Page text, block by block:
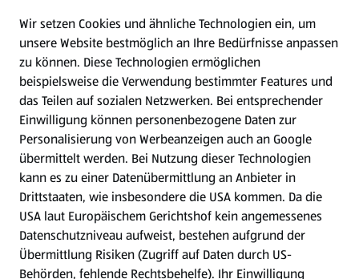
WhatsApp
Gewinnspiele
Mein HOFER. Meine Einkäufe.
Meine Meinung. Mein HOFER.
Gutscheingroßbestellung
(öffnet in einem neuen Tab)
Folge uns hier:
Wir setzen Cookies und ähnliche Technologien ein, um
unsere Website bestmöglich an Ihre Bedürfnisse anpassen
zu können. Diese Technologien ermöglichen
beispielsweise die Verwendung bestimmter Features und
das Teilen auf sozialen Netzwerken. Bei entsprechender
Einwilligung können personenbezogene Daten zur
Personalisierung von Werbeanzeigen auch an Google
übermittelt werden. Bei Nutzung dieser Technologien
kann es zu einer Datenübermittlung an Anbieter in
Drittstaaten, wie insbesondere die USA kommen. Da die
USA laut Europäischem Gerichtshof kein angemessenes
Datenschutzniveau aufweist, bestehen aufgrund der
Übermittlung Risiken (Zugriff auf Daten durch US-
Behörden, fehlende Rechtsbehelfe). Ihr Einwilligung